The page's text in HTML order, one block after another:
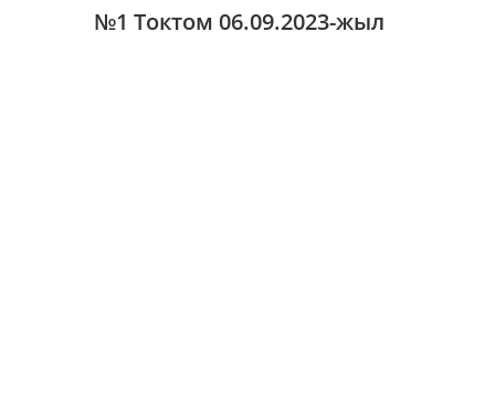
№1 Токтом 06.09.2023-жыл